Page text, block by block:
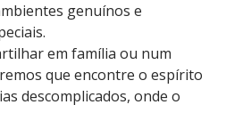
genuínos e
em família ou num
que encontre o espírito
descomplicados, onde o